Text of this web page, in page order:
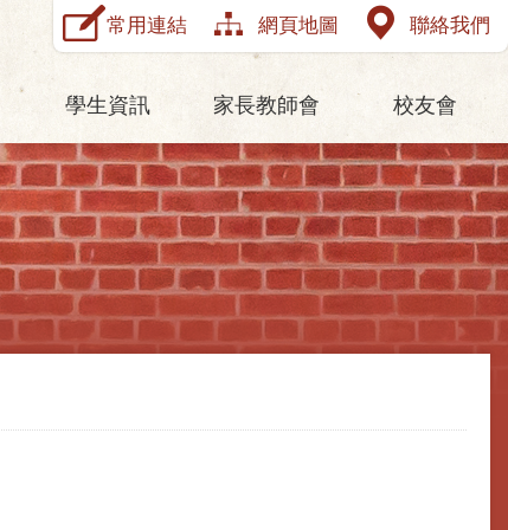
常用連結 網頁地圖 聯絡我們
學生資訊 家長教師會 校友會